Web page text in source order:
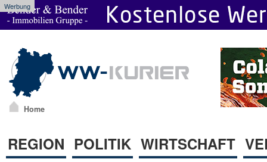
Werbung
Home
REGION POLITIK WIRTSCHAFT